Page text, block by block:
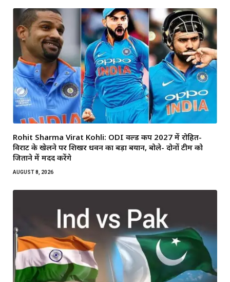
Rohit Sharma Virat Kohli: ODI वर्ल्ड कप 2027 में रोहित-
विराट के खेलने पर शिखर धवन का बड़ा बयान, बोले- दोनों टीम को
जिताने में मदद करेंगे
AUGUST 8, 2026